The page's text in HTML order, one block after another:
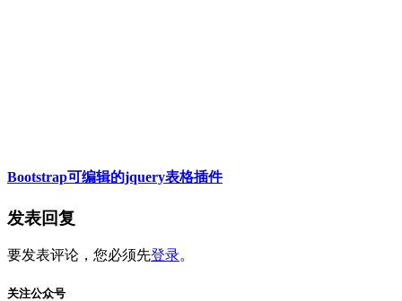
Bootstrap可编辑的jquery表格插件
发表回复
要发表评论，您必须先登录。
关注公众号